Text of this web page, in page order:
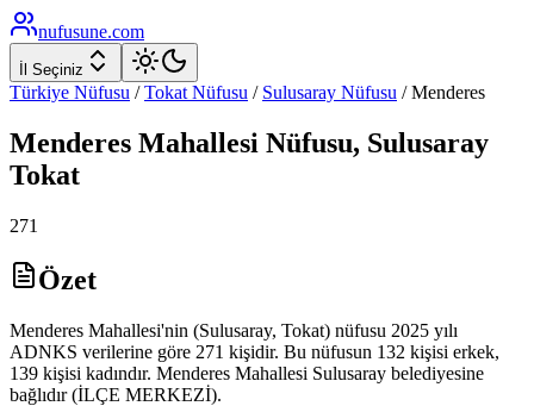
nufusune.com
İl Seçiniz
Türkiye Nüfusu / Tokat Nüfusu / Sulusaray Nüfusu /Menderes
Menderes Mahallesi Nüfusu, Sulusaray
Tokat
271
Özet
Menderes Mahallesi'nin (Sulusaray, Tokat) nüfusu 2025 yılı
ADNKS verilerine göre 271 kişidir. Bu nüfusun 132 kişisi erkek,
139 kişisi kadındır. Menderes Mahallesi Sulusaray belediyesine
bağlıdır (İLÇE MERKEZİ).